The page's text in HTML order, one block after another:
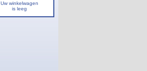
Uw winkelwagen
is leeg